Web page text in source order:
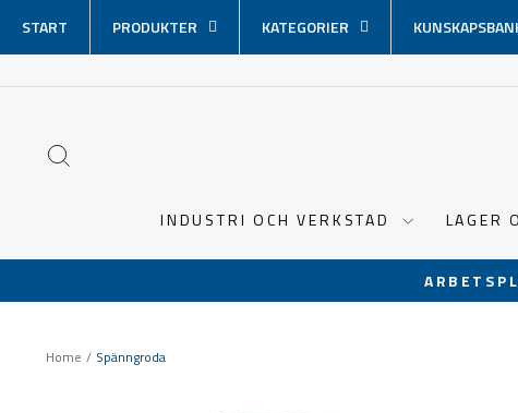
över
innehåll
START PRODUKTER KATEGORIER
INDUSTRI OCH VERKSTAD LAGER
Home / Spänngroda